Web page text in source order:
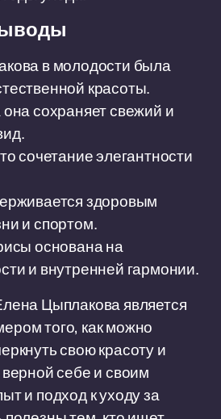
в молодости была
красоты.
сохраняет свежий и
сочетание элегантности
здоровым
и спортом.
основана на
и внутренней гармонии.
Цыплакова является
того, как можно
свою красоту и
себе и своим
и подход к уходу за